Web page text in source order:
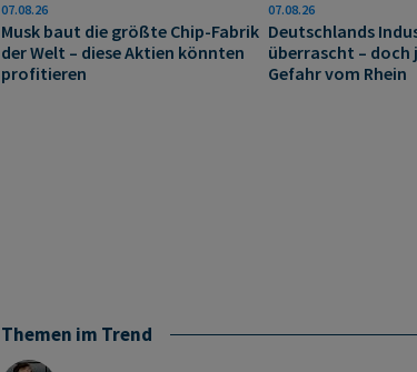
07.08.26
Musk baut die größte Chip-Fabrik
der Welt – diese Aktien könnten
profitieren
07.08.26
Deutschlands
überrascht –
Gefahr vom Rhein
Themen im Trend